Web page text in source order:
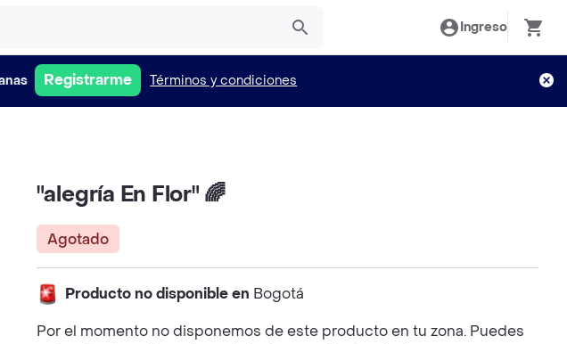
Ingreso
Registrarme Términos y condiciones
"alegría En Flor" 🌈
Agotado
Producto no disponible en Bogotá
Por el momento no disponemos de este producto en tu zona. Puedes